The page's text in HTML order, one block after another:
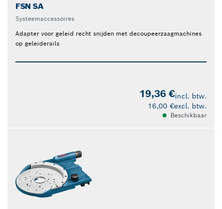
FSN SA
Systeemaccessoires
Adapter voor geleid recht snijden met decoupeerzaagmachines
op geleiderails
19,36 €incl. btw.
16,00 €excl. btw.
Beschikbaar